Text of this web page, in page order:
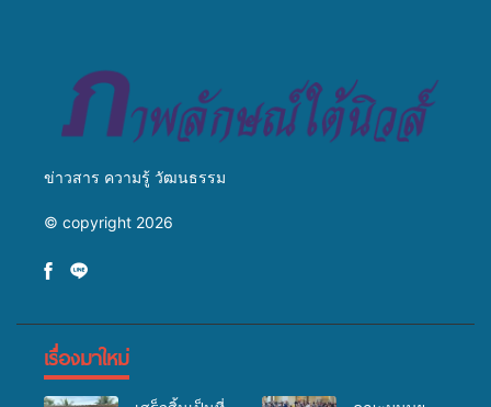
ข่าวสาร ความรู้ วัฒนธรรม
© copyright 2026
เรื่องมาใหม่